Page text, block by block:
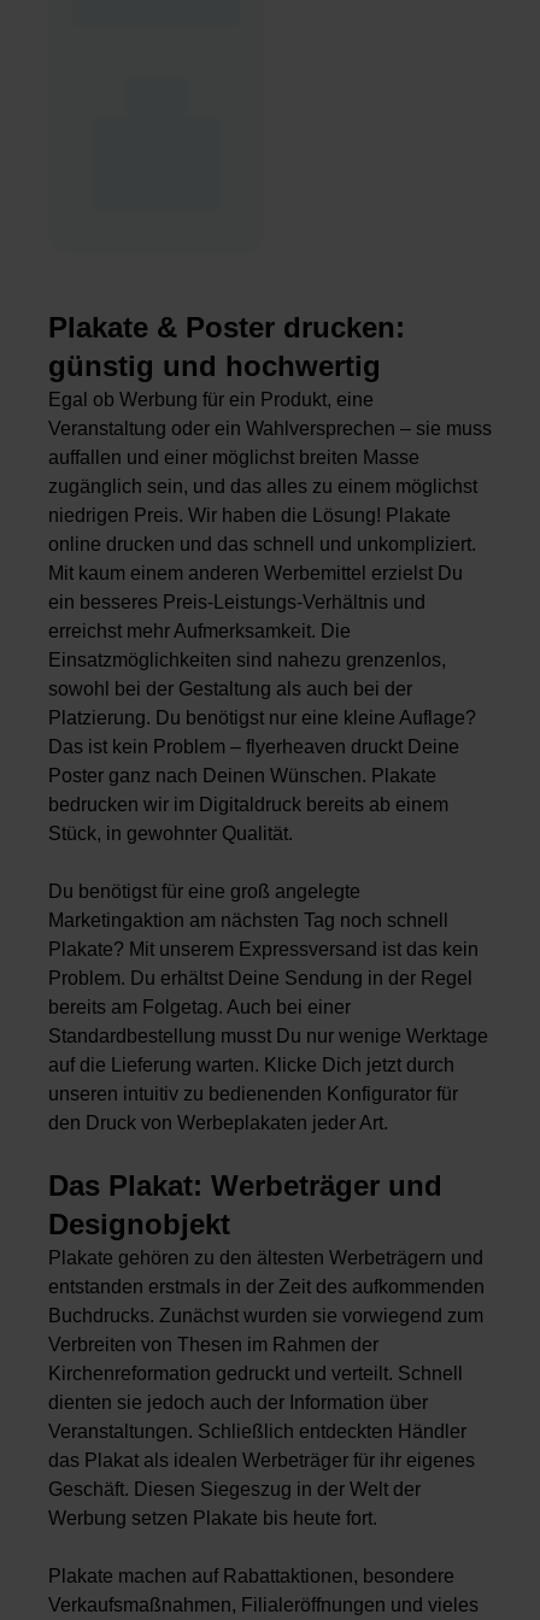
Plakate & Poster drucken:
günstig und hochwertig
Egal ob Werbung für ein Produkt, eine
Veranstaltung oder ein Wahlversprechen – sie muss
auffallen und einer möglichst breiten Masse
zugänglich sein, und das alles zu einem möglichst
niedrigen Preis. Wir haben die Lösung! Plakate
online drucken und das schnell und unkompliziert.
Mit kaum einem anderen Werbemittel erzielst Du
ein besseres Preis-Leistungs-Verhältnis und
erreichst mehr Aufmerksamkeit. Die
Einsatzmöglichkeiten sind nahezu grenzenlos,
sowohl bei der Gestaltung als auch bei der
Platzierung. Du benötigst nur eine kleine Auflage?
Das ist kein Problem – flyerheaven druckt Deine
Poster ganz nach Deinen Wünschen. Plakate
bedrucken wir im Digitaldruck bereits ab einem
Stück, in gewohnter Qualität.
Du benötigst für eine groß angelegte
Marketingaktion am nächsten Tag noch schnell
Plakate? Mit unserem Expressversand ist das kein
Problem. Du erhältst Deine Sendung in der Regel
bereits am Folgetag. Auch bei einer
Standardbestellung musst Du nur wenige Werktage
auf die Lieferung warten. Klicke Dich jetzt durch
unseren intuitiv zu bedienenden Konfigurator für
den Druck von Werbeplakaten jeder Art.
Das Plakat: Werbeträger und
Designobjekt
Plakate gehören zu den ältesten Werbeträgern und
entstanden erstmals in der Zeit des aufkommenden
Buchdrucks. Zunächst wurden sie vorwiegend zum
Verbreiten von Thesen im Rahmen der
Kirchenreformation gedruckt und verteilt. Schnell
dienten sie jedoch auch der Information über
Veranstaltungen. Schließlich entdeckten Händler
das Plakat als idealen Werbeträger für ihr eigenes
Geschäft. Diesen Siegeszug in der Welt der
Werbung setzen Plakate bis heute fort.
Plakate machen auf Rabattaktionen, besondere
Verkaufsmaßnahmen, Filialeröffnungen und vieles